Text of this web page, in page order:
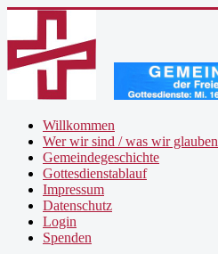
Willkommen
Wer wir sind / was wir glauben
Gemeindegeschichte
Gottesdienstablauf
Impressum
Datenschutz
Login
Spenden